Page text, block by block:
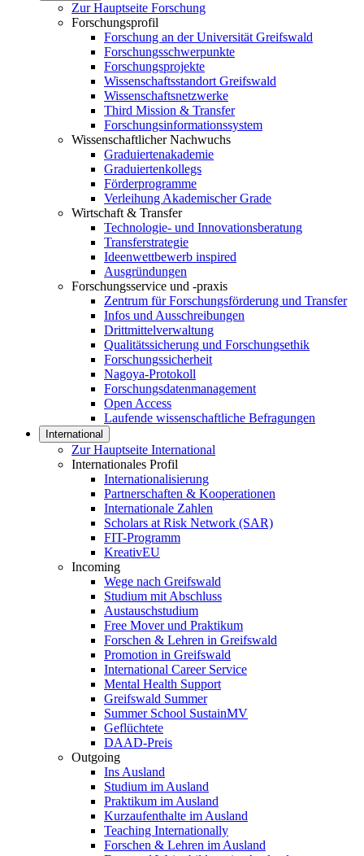
Zur Hauptseite Forschung
Forschungsprofil
Forschung an der Universität Greifswald
Forschungsschwerpunkte
Forschungsprojekte
Wissenschaftsstandort Greifswald
Wissenschaftsnetzwerke
Third Mission & Transfer
Forschungsinformationssystem
Wissenschaftlicher Nachwuchs
Graduiertenakademie
Graduiertenkollegs
Förderprogramme
Verleihung Akademischer Grade
Wirtschaft & Transfer
Technologie- und Innovationsberatung
Transferstrategie
Ideenwettbewerb inspired
Ausgründungen
Forschungsservice und -praxis
Zentrum für Forschungsförderung und Transfer
Infos und Ausschreibungen
Drittmittelverwaltung
Qualitätssicherung und Forschungsethik
Forschungssicherheit
Nagoya-Protokoll
Forschungsdatenmanagement
Open Access
Laufende wissenschaftliche Befragungen
International
Zur Hauptseite International
Internationales Profil
Internationalisierung
Partnerschaften & Kooperationen
Internationale Zahlen
Scholars at Risk Network (SAR)
FIT-Programm
KreativEU
Incoming
Wege nach Greifswald
Studium mit Abschluss
Austauschstudium
Free Mover und Praktikum
Forschen & Lehren in Greifswald
Promotion in Greifswald
International Career Service
Mental Health Support
Greifswald Summer
Summer School SustainMV
Geflüchtete
DAAD-Preis
Outgoing
Ins Ausland
Studium im Ausland
Praktikum im Ausland
Kurzaufenthalte im Ausland
Teaching Internationally
Forschen & Lehren im Ausland